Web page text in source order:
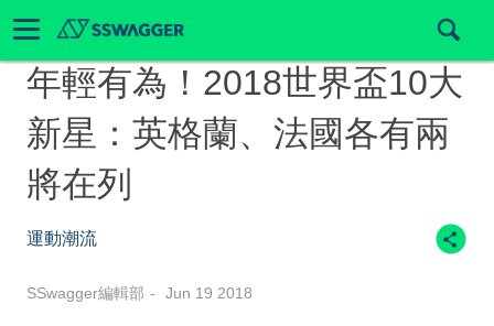
年輕有為！2018世界盃10大
新星：英格蘭、法國各有兩
將在列
運動潮流
SSwagger編輯部 Jun 19 2018